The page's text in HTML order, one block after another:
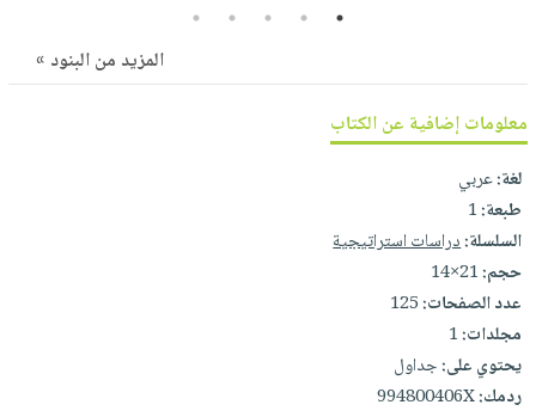
انشر
كتابك
تواصل
معنا
1
2
3
4
5
المزيد من البنود »
معلومات إضافية عن الكتاب
لغة:عربي
طبعة:1
السلسلة:دراسات استراتيجية
حجم:21×14
عدد الصفحات:125
مجلدات:1
يحتوي على:جداول
ردمك:994800406X